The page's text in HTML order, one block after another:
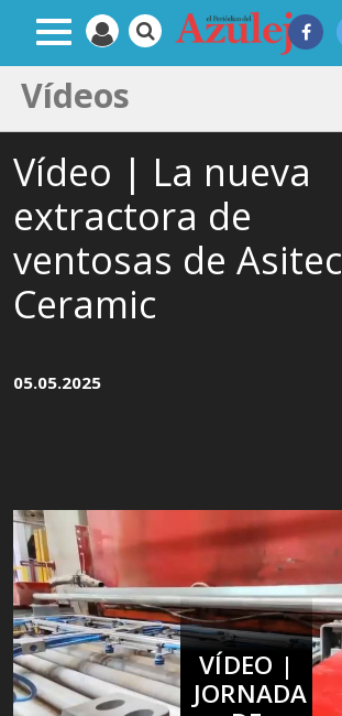
Vídeos
Vídeo | La nueva
extractora de
ventosas de Asitec
Ceramic
05.05.2025
VÍDEO |
JORNADA